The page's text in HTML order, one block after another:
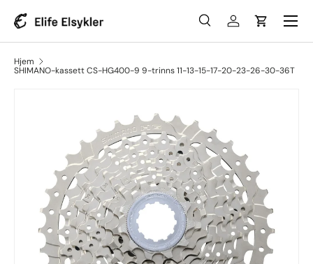
Gå til innhold
Søk
Søk Logg inn
Meny
Hjem
SHIMANO-kassett CS-HG400-9 9-trinns 11-13-15-17-20-23-26-30-36T